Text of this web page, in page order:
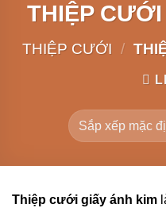
THIỆP
THIỆP CƯỚI /
Thiệp cưới giấy ánh kim